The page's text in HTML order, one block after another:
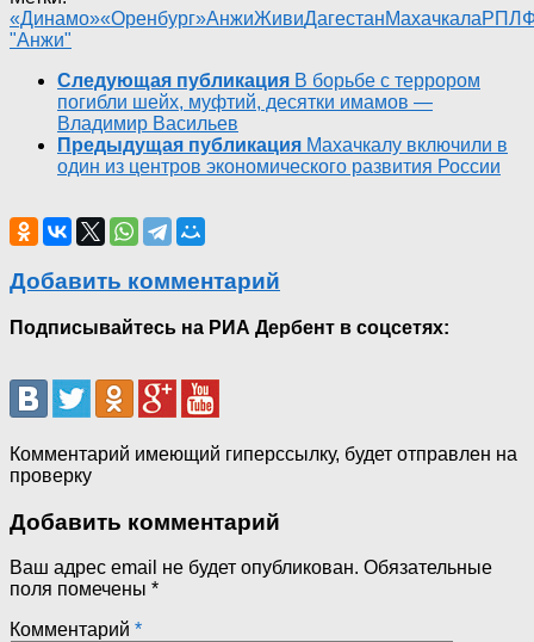
«Динамо»«Оренбург»АнжиЖивиДагестанМахачкалаРПЛ
"Анжи"
Следующая публикация В борьбе с террором
погибли шейх, муфтий, десятки имамов —
Владимир Васильев
Предыдущая публикация Махачкалу включили в
один из центров экономического развития России
Добавить комментарий
Подписывайтесь на РИА Дербент в соцсетях:
Комментарий имеющий гиперссылку, будет отправлен на
проверку
Добавить комментарий
Ваш адрес email не будет опубликован. Обязательные
поля помечены *
Комментарий *